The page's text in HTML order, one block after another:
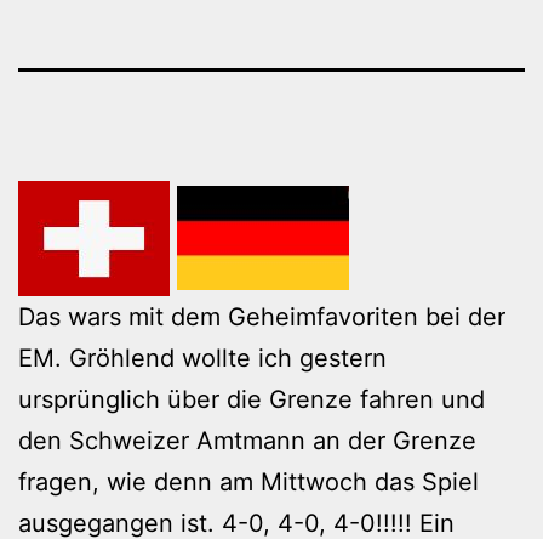
Das wars mit dem Geheimfavoriten bei der
EM. Gröhlend wollte ich gestern
ursprünglich über die Grenze fahren und
den Schweizer Amtmann an der Grenze
fragen, wie denn am Mittwoch das Spiel
ausgegangen ist. 4-0, 4-0, 4-0!!!!! Ein